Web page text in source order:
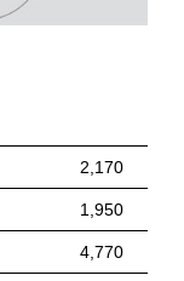
2,170
1,950
4,770